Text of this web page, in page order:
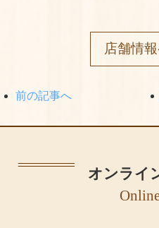
店舗情
前の記事へ
オンライ